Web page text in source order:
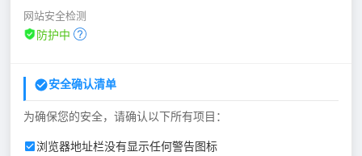
网站安全检测
防护中
安全确认清单
为确保您的安全，请确认以下所有项目：
浏览器地址栏没有显示任何警告图标